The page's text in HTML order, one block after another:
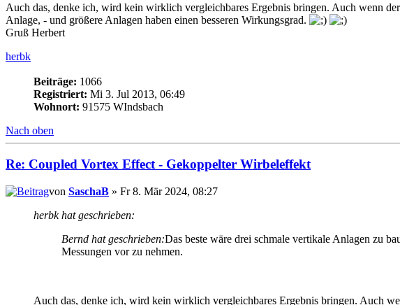
Auch das, denke ich, wird kein wirklich vergleichbares Ergebnis bringen. Auch wenn
Anlage, - und größere Anlagen haben einen besseren Wirkungsgrad.
Gruß Herbert
herbk
Beiträge: 1066
Registriert: Mi 3. Jul 2013, 06:49
Wohnort: 91575 WIndsbach
Nach oben
Re: Coupled Vortex Effect - Gekoppelter Wirbeleffekt
von SaschaB » Fr 8. Mär 2024, 08:27
herbk hat geschrieben:
Bernd hat geschrieben:Das beste wäre drei schmale vertikale Anlagen zu
Messungen vor zu nehmen.
Auch das, denke ich, wird kein wirklich vergleichbares Ergebnis bringen. Auch